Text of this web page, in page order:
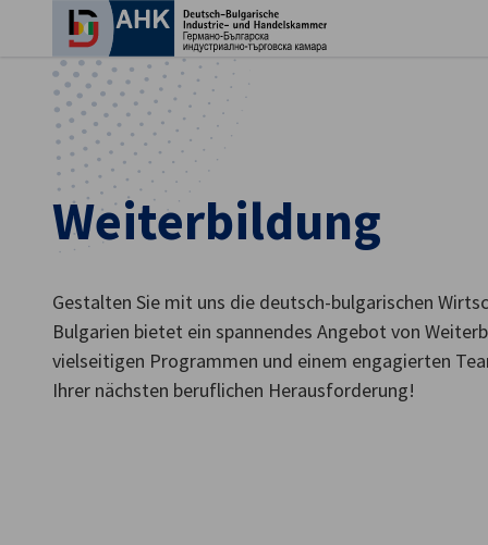
German
Weiterbildung
Gestalten Sie mit uns die deutsch-bulgarischen
Bulgarien bietet ein spannendes Angebot von
vielseitigen Programmen und einem engagierten
Ihrer nächsten beruflichen Herausforderung!